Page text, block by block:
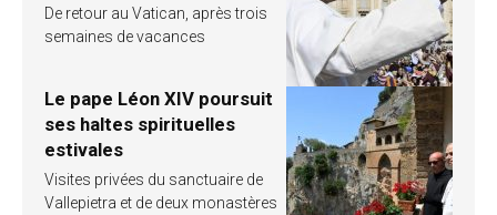
De retour au Vatican, après trois
semaines de vacances
Le pape Léon XIV poursuit
ses haltes spirituelles
estivales
Visites privées du sanctuaire de
Vallepietra et de deux monastères